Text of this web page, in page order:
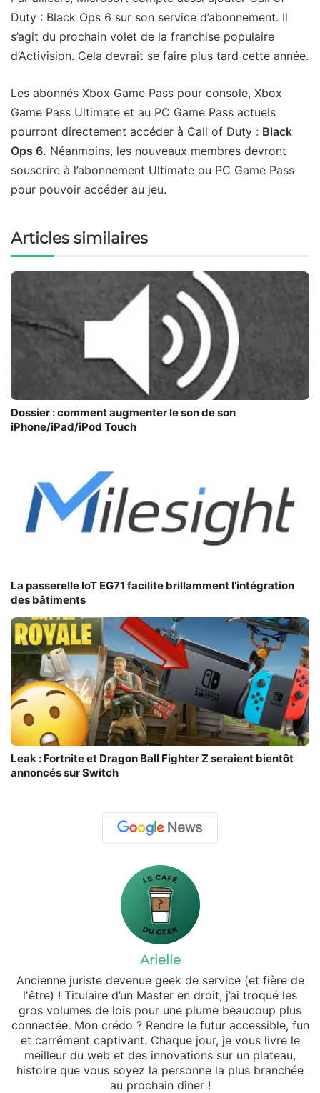
Duty : Black Ops 6 sur son service d’abonnement. Il
s’agit du prochain volet de la franchise populaire
d’Activision. Cela devrait se faire plus tard cette année.
Les abonnés Xbox Game Pass pour console, Xbox
Game Pass Ultimate et au PC Game Pass actuels
pourront directement accéder à Call of Duty : Black
Ops 6. Néanmoins, les nouveaux membres devront
souscrire à l’abonnement Ultimate ou PC Game Pass
pour pouvoir accéder au jeu.
Articles similaires
Dossier : comment augmenter le son de son
iPhone/iPad/iPod Touch
La passerelle IoT EG71 facilite brillamment l’intégration
des bâtiments
Leak : Fortnite et Dragon Ball Fighter Z seraient bientôt
annoncés sur Switch
Arielle
Ancienne juriste devenue geek de service (et fière de
l'être) ! Titulaire d’un Master en droit, j’ai troqué les
gros volumes de lois pour une plume beaucoup plus
connectée. Mon crédo ? Rendre le futur accessible, fun
et carrément captivant. Chaque jour, je vous livre le
meilleur du web et des innovations sur un plateau,
histoire que vous soyez la personne la plus branchée
au prochain dîner !